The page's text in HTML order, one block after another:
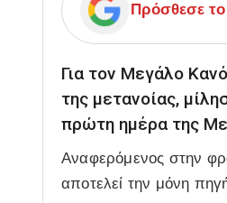
Πρόσθεσε το
Για τον Μεγάλο
της μετανοίας,
πρώτη ημέρα της
Αναφερόμενος στην
αποτελεί την μόνη